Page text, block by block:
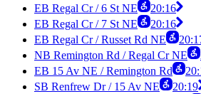
EB Regal Cr / 6 St NE
20:16
EB Regal Cr / 7 St NE
20:16
EB Regal Cr / Russet Rd NE
NB Remington Rd / Regal Cr NE
EB 15 Av NE / Remington Rd
SB Renfrew Dr / 15 Av NE
20:19